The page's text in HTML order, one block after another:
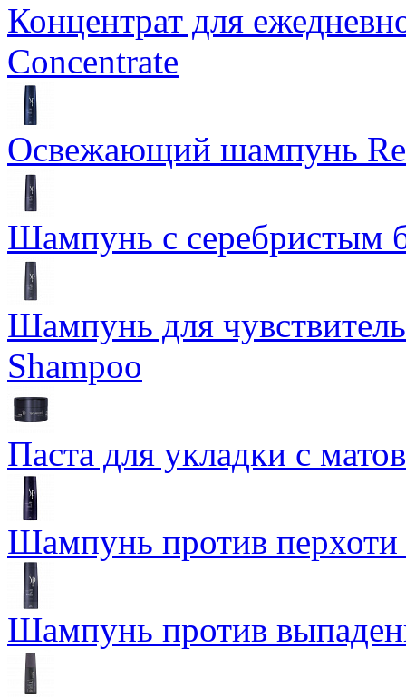
Концентрат для
Concentrate
Освежающий шампунь
Шампунь с серебристым
Шампунь для
Shampoo
Паста для укладки с
Шампунь против перхоти
Шампунь против